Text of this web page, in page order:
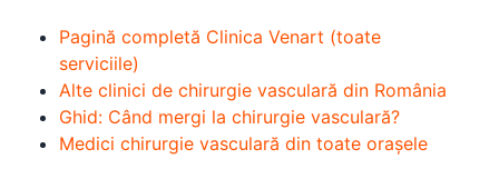
Pagină completă Clinica Venart (toate
serviciile)
Alte clinici de chirurgie vasculară din România
Ghid: Când mergi la chirurgie vasculară?
Medici chirurgie vasculară din toate orașele